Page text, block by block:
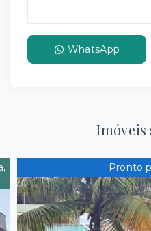
WhatsApp
Pronto